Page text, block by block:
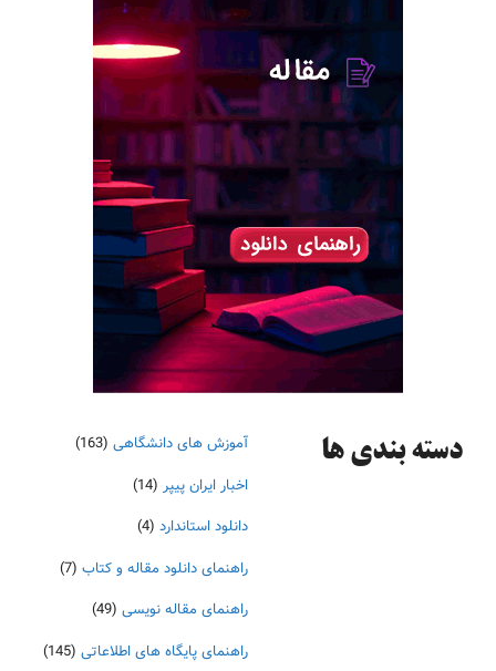
دسته‌ بندی ها آموزش های دانشگاهی (163)
اخبار ایران پیپر (14)
دانلود استاندارد (4)
راهنمای دانلود مقاله و کتاب (7)
راهنمای مقاله نویسی (49)
راهنمای پایگاه های اطلاعاتی (145)